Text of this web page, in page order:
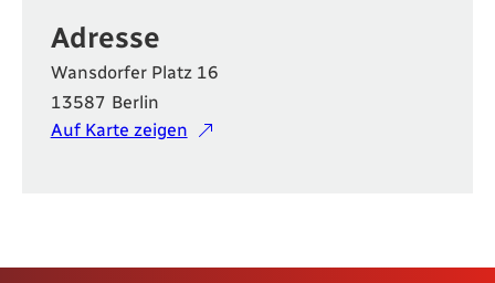
Adresse
Wansdorfer Platz 16
13587 Berlin
Auf Karte zeigen